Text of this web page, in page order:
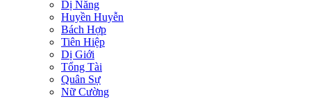
Dị Năng
Huyền Huyễn
Bách Hợp
Tiên Hiệp
Dị Giới
Tổng Tài
Quân Sự
Nữ Cường